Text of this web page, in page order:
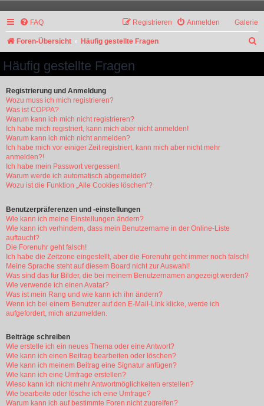
Galerie
FAQ Anmelden
Registrieren
Foren-Übersicht Häufig gestellte Fragen
Häufig gestellte Fragen
Registrierung und Anmeldung
Wozu muss ich mich registrieren?
Was ist COPPA?
Warum kann ich mich nicht registrieren?
Ich habe mich registriert, kann mich aber nicht anmelden!
Warum kann ich mich nicht anmelden?
Ich habe mich vor einiger Zeit registriert, kann mich aber nicht mehr
anmelden?!
Ich habe mein Passwort vergessen!
Warum werde ich automatisch abgemeldet?
Wozu ist die Funktion „Alle Cookies löschen“?
Benutzerpräferenzen und -einstellungen
Wie kann ich meine Einstellungen ändern?
Wie kann ich verhindern, dass mein Benutzername in der Online-Liste
auftaucht?
Die Forenuhr geht falsch!
Ich habe die Zeitzone eingestellt, aber die Forenuhr geht immer noch falsch!
Meine Sprache steht auf diesem Board nicht zur Auswahl!
Was sind das für Bilder, die bei meinem Benutzernamen angezeigt werden?
Wie verwende ich einen Avatar?
Was ist mein Rang und wie kann ich ihn ändern?
Wenn ich bei einem Benutzer auf den E-Mail-Link klicke, werde ich
aufgefordert, mich anzumelden.
Beiträge schreiben
Wie erstelle ich ein neues Thema oder eine Antwort?
Wie kann ich einen Beitrag bearbeiten oder löschen?
Wie kann ich meinem Beitrag eine Signatur anfügen?
Wie kann ich eine Umfrage erstellen?
Wieso kann ich nicht mehr Antwortmöglichkeiten erstellen?
Wie bearbeite oder lösche ich eine Umfrage?
Warum kann ich auf bestimmte Foren nicht zugreifen?